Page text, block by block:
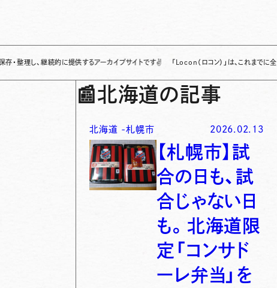
継続的に提供するアーカイブサイトです✌ 「Locon（ロコン）」は、これまでに全国各地で
📰北海道の記事
北海道 -札幌市 2026.02.13
【札幌市】試
合の日も、試
合じゃない日
も。北海道限
定「コンサド
ーレ弁当」を